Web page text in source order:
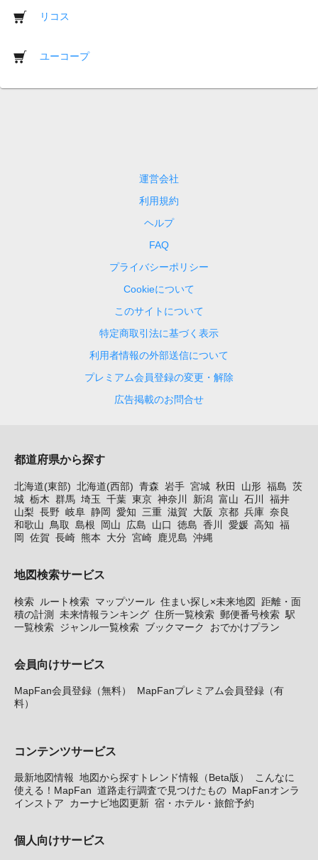
リコス
ユーコープ
運営会社
利用規約
ヘルプ
FAQ
プライバシーポリシー
Cookieについて
このサイトについて
特定商取引法に基づく表示
利用者情報の外部送信について
プレミアム会員登録の変更・解除
広告掲載のお問合せ
都道府県から探す
北海道(東部) 北海道(西部) 青森 岩手 宮城 秋田 山形 福島 茨
城 栃木 群馬 埼玉 千葉 東京 神奈川 新潟 富山 石川
福井
山梨 長野 岐阜 静岡 愛知 三重 滋賀 大阪 京都 兵庫 奈良
和歌山
鳥取 島根 岡山 広島 山口 徳島 香川 愛媛 高知 福
岡
佐賀 長崎 熊本 大分 宮崎 鹿児島 沖縄
地図検索サービス
検索 ルート検索 マップツール 住まい探し×未来地図
距離・面
積の計測
未来情報ランキング 住所一覧検索 郵便番号検索 駅
一覧検索 ジャンル一覧検索 ブックマーク おでかけプラン
会員向けサービス
MapFan会員登録（無料）
MapFanプレミアム会員登録（有
料）
コンテンツサービス
最新地図情報 地図から探すトレンド情報（Beta版）
こんなに
使える！MapFan 道路走行調査で見つけたもの MapFanオンラ
インストア
カーナビ地図更新 宿・ホテル・旅館予約
個人向けサービス